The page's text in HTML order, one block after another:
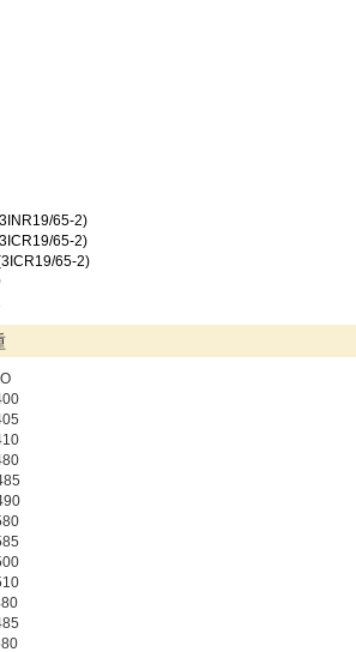
65-2)
65-2)
65-2)